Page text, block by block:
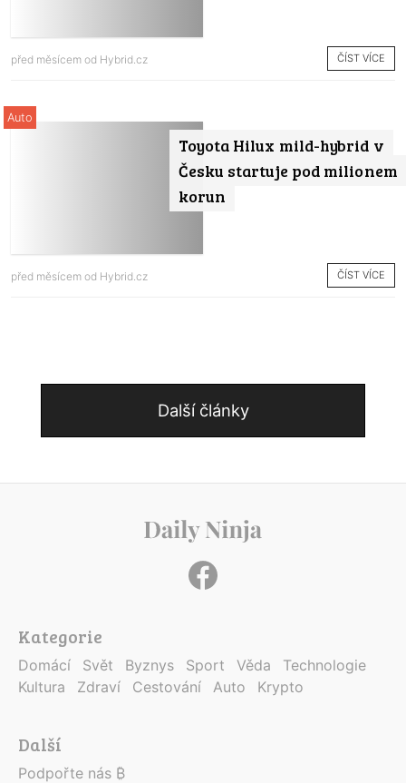
před měsícem od Hybrid.cz ČÍST VÍCE
Toyota Hilux mild-hybrid v
Česku startuje pod milionem
korun
Auto
před měsícem od Hybrid.cz ČÍST VÍCE
Další články
Kategorie
Domácí Svět Byznys Sport Věda
Technologie
Kultura
Zdraví Cestování Auto Krypto
Další
Podpořte nás ₿